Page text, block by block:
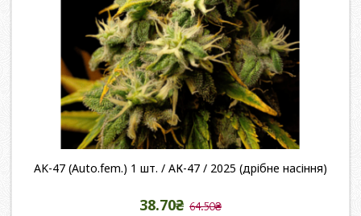
AK-47 (Auto.fem.) 1 шт. / АК-47 / 2025 (дрібне насіння)
38.70₴ 64.50₴